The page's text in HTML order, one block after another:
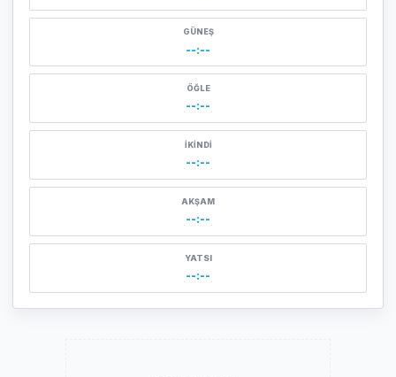
GÜNEŞ
--:--
ÖĞLE
--:--
İKINDI
--:--
AKŞAM
--:--
YATSI
--:--